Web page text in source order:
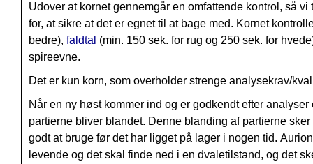
Udover at kornet gennemgår en omfattende kontrol, så
for, at sikre at det er egnet til at bage med. Kornet
bedre), faldtal (min. 150 sek. for rug og 250 sek. for
spireevne.
Det er kun korn, som overholder strenge analysekrav/
Når en ny høst kommer ind og er godkendt efter
partierne bliver blandet. Denne blanding af partierne
godt at bruge før det har ligget på lager i nogen tid.
levende og det skal finde ned i en dvaletilstand, og det